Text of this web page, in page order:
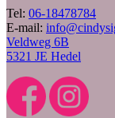
Tel: 06-18478784
E-mail:
Veldweg 6B
5321 JE Hedel